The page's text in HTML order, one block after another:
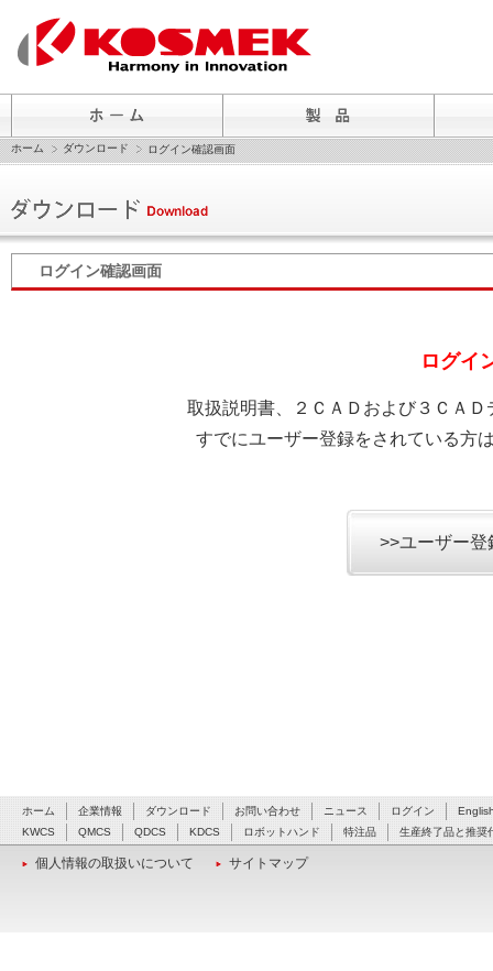
ホーム ダウンロード ログイン確認画面
ログイン確認画面
ログイ
取扱説明書、２ＣＡＤおよび３ＣＡ
すでにユーザー登録をされている方
>>ユーザー
ホーム 企業情報 ダウンロード お問い合わせ ニュース ログイン
KWCS
QMCS QDCS KDCS ロボットハンド 特注品 生産終了品と推奨
個人情報の取扱いについて サイトマップ